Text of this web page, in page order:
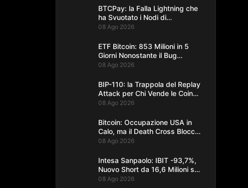
BTCPay: la Falla Lightning che
ha Svuotato i Nodi di
Foundation
08 Ago 2026
ETF Bitcoin: 853 Milioni in 5
Giorni Nonostante il Bug
Coldcard
08 Ago 2026
BIP-110: la Trappola del Replay
Attack per Chi Vende le Coin
del Fork
08 Ago 2026
Bitcoin: Occupazione USA in
Calo, ma il Death Cross Blocca
il Rally
08 Ago 2026
Intesa Sanpaolo: IBIT -93,7%,
Nuovo Short da 16,6 Milioni su
Bitcoin
08 Ago 2026